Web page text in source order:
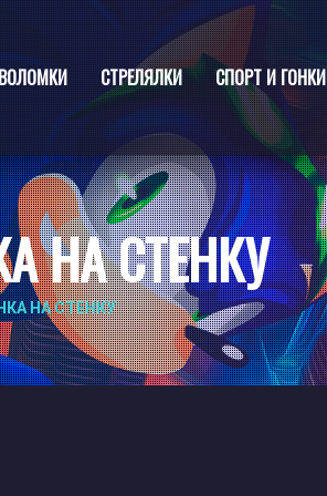
СТРЕЛЯЛКИ СПОРТ И ГОНКИ
НА СТЕНКУ
НА СТЕНКУ